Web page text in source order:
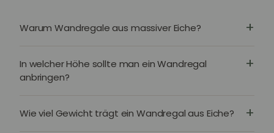
Warum Wandregale aus massiver Eiche?
In welcher Höhe sollte man ein Wandregal
anbringen?
Wie viel Gewicht trägt ein Wandregal aus Eiche?